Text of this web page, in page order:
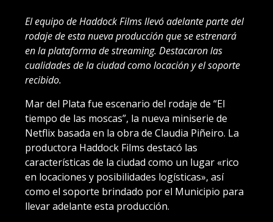
El equipo de Haddock Films llevó adelante parte del
rodaje de esta nueva producción que se estrenará
en la plataforma de streaming. Destacaron las
cualidades de la ciudad como locación y el soporte
recibido.
Mar del Plata fue escenario del rodaje de “El
tiempo de las moscas”, la nueva miniserie de
Netflix basada en la obra de Claudia Piñeiro. La
productora Haddock Films destacó las
características de la ciudad como un lugar «rico
en locaciones y posibilidades logísticas», así
como el soporte brindado por el Municipio para
llevar adelante esta producción.